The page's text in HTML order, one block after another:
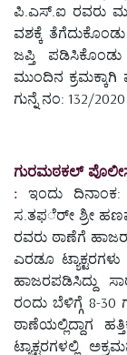
ಪಿ.ಎಸ್.ಐ ರವರು
ವಶಕ್ಕೆ
ಜಪ್ತಿ
ಮುಂದಿನ
ಗುನ್ನೆ ನಂ: 132/
ಗುರಮಠಕಲ್
: ಇಂದು ದಿನಾಂಕ:
ಸ.ತಫರ್ೇ ಶ್ರೀ
ರವರು ಠಾಣೆಗೆ
ಎರಡೂ
ಹಾಜರಪಡಿಸಿದ್ದು
ರಂದು ಬೆಳಿಗ್ಗೆ 8-
ಠಾಣೆಯಲ್ಲಿದ್ದಾಗ
ಟ್ಯಾಕ್ಟರಗಳಲ್ಲಿ